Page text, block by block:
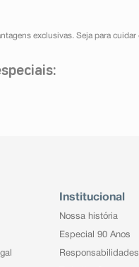
exclusivas. Seja para
Institucional
Nossa história
Especial 90 Anos
Responsabilidades